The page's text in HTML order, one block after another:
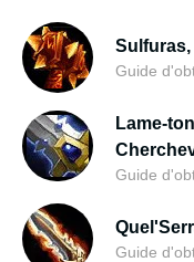
Sulfuras,
Guide
Lame-
Guide
Guide